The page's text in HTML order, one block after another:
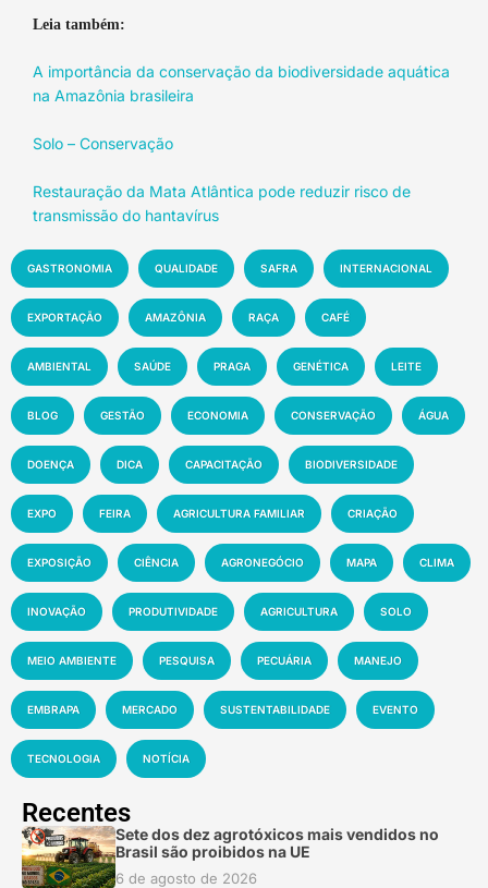
Leia também:
A importância da conservação da biodiversidade aquática
na Amazônia brasileira
Solo – Conservação
Restauração da Mata Atlântica pode reduzir risco de
transmissão do hantavírus
GASTRONOMIA QUALIDADE SAFRA INTERNACIONAL
EXPORTAÇÃO AMAZÔNIA RAÇA CAFÉ
AMBIENTAL SAÚDE PRAGA GENÉTICA LEITE
BLOG GESTÃO ECONOMIA CONSERVAÇÃO ÁGUA
DOENÇA DICA CAPACITAÇÃO BIODIVERSIDADE
EXPO FEIRA AGRICULTURA FAMILIAR CRIAÇÃO
EXPOSIÇÃO CIÊNCIA AGRONEGÓCIO MAPA CLIMA
INOVAÇÃO PRODUTIVIDADE AGRICULTURA SOLO
MEIO AMBIENTE PESQUISA PECUÁRIA MANEJO
EMBRAPA MERCADO SUSTENTABILIDADE EVENTO
TECNOLOGIA NOTÍCIA
Recentes
Sete dos dez agrotóxicos mais vendidos no
Brasil são proibidos na UE
6 de agosto de 2026